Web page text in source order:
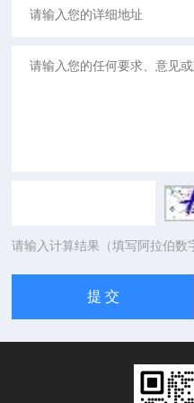
请输入计算结果（填写阿拉伯数